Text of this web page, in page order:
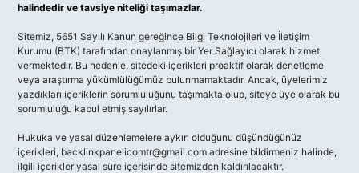
halindedir ve tavsiye niteliği taşımazlar.
Sitemiz, 5651 Sayılı Kanun gereğince Bilgi Teknolojileri ve İletişim
Kurumu (BTK) tarafından onaylanmış bir Yer Sağlayıcı olarak hizmet
vermektedir. Bu nedenle, sitedeki içerikleri proaktif olarak denetleme
veya araştırma yükümlülüğümüz bulunmamaktadır. Ancak, üyelerimiz
yazdıkları içeriklerin sorumluluğunu taşımakta olup, siteye üye olarak bu
sorumluluğu kabul etmiş sayılırlar.
Hukuka ve yasal düzenlemelere aykırı olduğunu düşündüğünüz
içerikleri, backlinkpanelicomtr@gmail.com adresine bildirmeniz halinde,
ilgili içerikler yasal süre içerisinde sitemizden kaldırılacaktır.